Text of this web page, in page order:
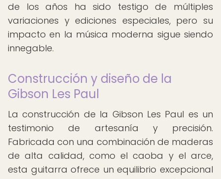
de los años ha sido testigo de múltiples
variaciones y ediciones especiales, pero su
impacto en la música moderna sigue siendo
innegable.
Construcción y diseño de la
Gibson Les Paul
La construcción de la Gibson Les Paul es un
testimonio de artesanía y precisión.
Fabricada con una combinación de maderas
de alta calidad, como el caoba y el arce,
esta guitarra ofrece un equilibrio excepcional